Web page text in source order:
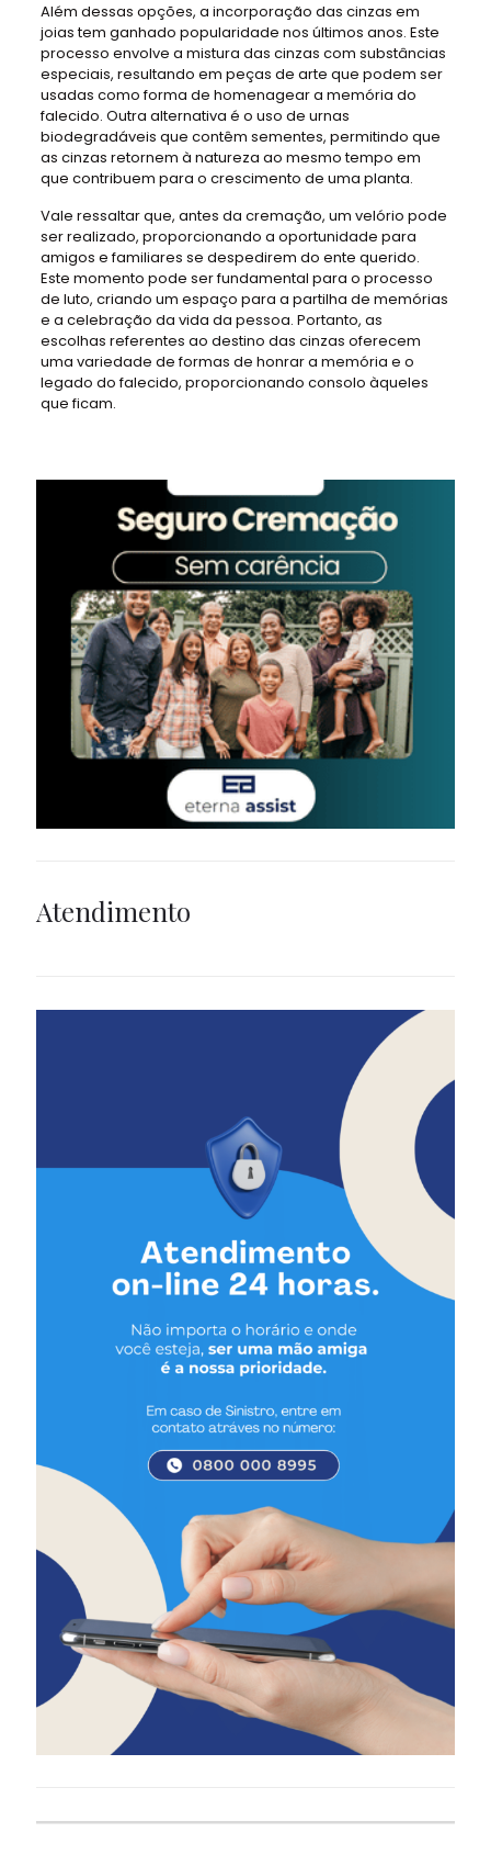
Além dessas opções, a incorporação das cinzas em
joias tem ganhado popularidade nos últimos anos. Este
processo envolve a mistura das cinzas com substâncias
especiais, resultando em peças de arte que podem ser
usadas como forma de homenagear a memória do
falecido. Outra alternativa é o uso de urnas
biodegradáveis que contêm sementes, permitindo que
as cinzas retornem à natureza ao mesmo tempo em
que contribuem para o crescimento de uma planta.
Vale ressaltar que, antes da cremação, um velório pode
ser realizado, proporcionando a oportunidade para
amigos e familiares se despedirem do ente querido.
Este momento pode ser fundamental para o processo
de luto, criando um espaço para a partilha de memórias
e a celebração da vida da pessoa. Portanto, as
escolhas referentes ao destino das cinzas oferecem
uma variedade de formas de honrar a memória e o
legado do falecido, proporcionando consolo àqueles
que ficam.
Atendimento